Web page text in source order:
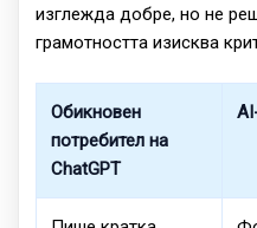
изглежда добре, но не
грамотността изисква
Обикновен
потребител на
ChatGPT